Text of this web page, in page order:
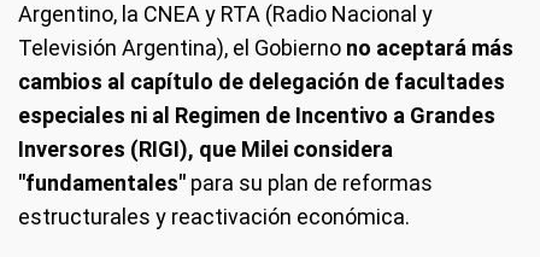
Argentino, la CNEA y RTA (Radio Nacional y
Televisión Argentina), el Gobierno no aceptará más
cambios al capítulo de delegación de facultades
especiales ni al Regimen de Incentivo a Grandes
Inversores (RIGI), que Milei considera
"fundamentales" para su plan de reformas
estructurales y reactivación económica.